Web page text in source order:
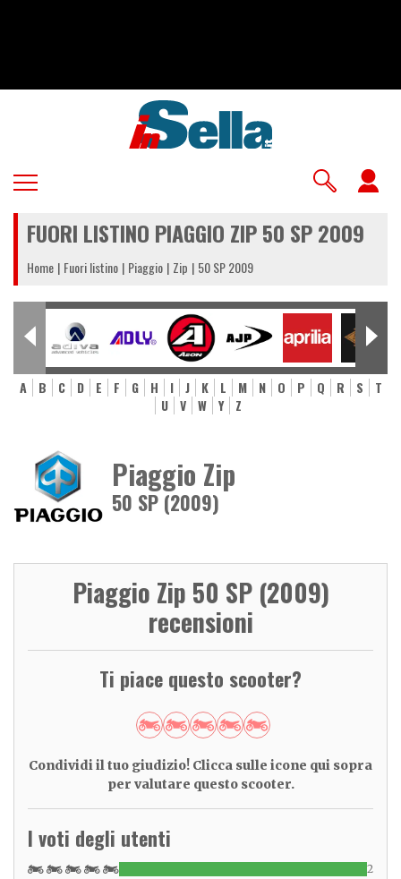
FUORI LISTINO PIAGGIO ZIP 50 SP 2009
Home Fuori listino Piaggio Zip 50 SP 2009
A B C D E F G H I J K L M N O P Q R S
T
U
V W Y Z
Piaggio Zip
50 SP (2009)
Piaggio Zip 50 SP (2009)
recensioni
Ti piace questo scooter?
Condividi il tuo giudizio! Clicca sulle icone qui sopra
per valutare questo scooter.
I voti degli utenti
2